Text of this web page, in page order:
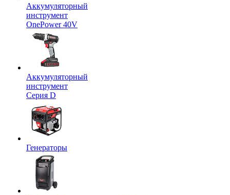
Аккумуляторный
инструмент
OnePower 40V
Аккумуляторный
инструмент
Серия D
Генераторы